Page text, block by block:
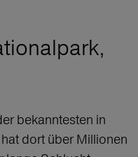
bekanntesten in
dort über Millionen